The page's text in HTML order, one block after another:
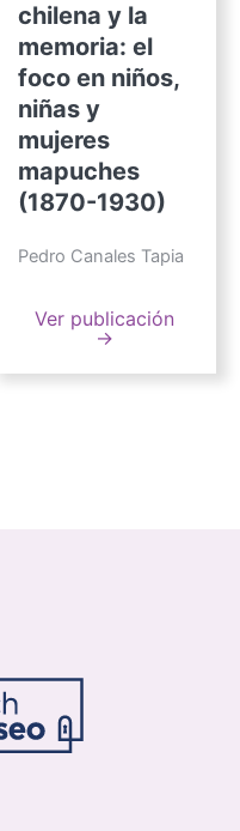
chilena y la
memoria: el
foco en niños,
niñas y
mujeres
mapuches
(1870-1930)
Pedro Canales Tapia
Ver publicación
→